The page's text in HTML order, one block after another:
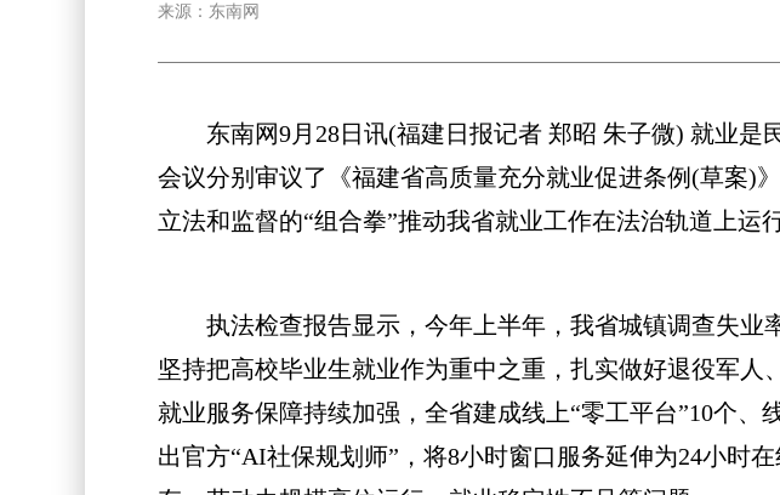
来源：东南网
东南网9月28日讯(福建日报记者 郑昭 朱子微) 就业是
会议分别审议了《福建省高质量充分就业促进条例(草案)
立法和监督的“组合拳”推动我省就业工作在法治轨道上运
执法检查报告显示，今年上半年，我省城镇调查失业
坚持把高校毕业生就业作为重中之重，扎实做好退役军人
就业服务保障持续加强，全省建成线上“零工平台”10个
出官方“AI社保规划师”，将8小时窗口服务延伸为24小时